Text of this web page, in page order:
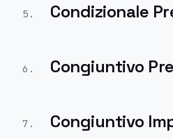
5 . Condizionale
6 . Congiuntivo
7 . Congiuntivo